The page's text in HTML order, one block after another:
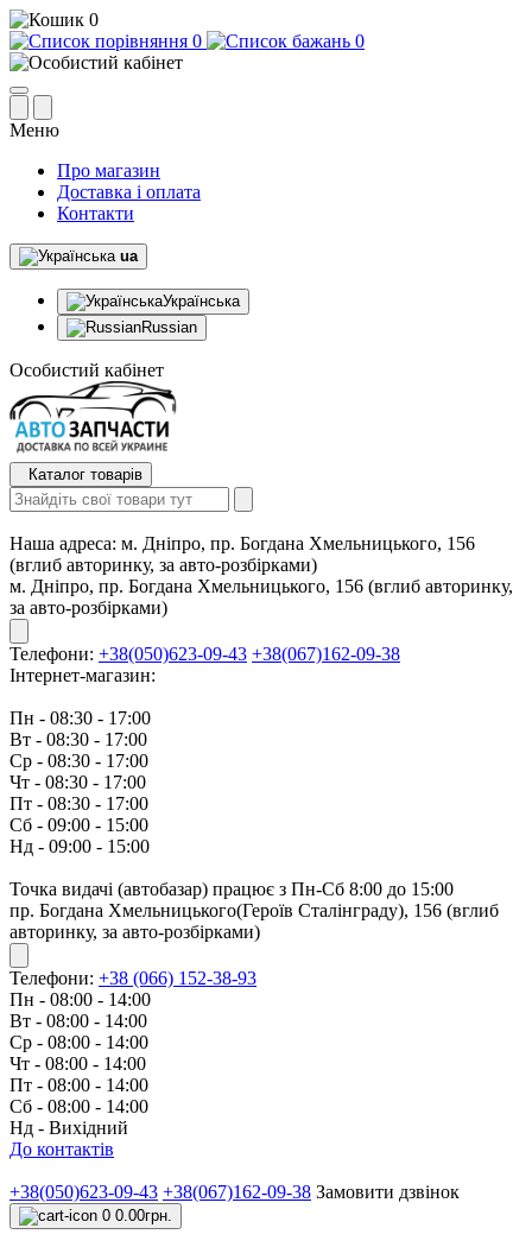
0
0
0
Меню
Про магазин
Доставка і оплата
Контакти
ua
Українська
Russian
Особистий кабінет
Каталог товарів
Наша адреса: м. Дніпро, пр. Богдана Хмельницького, 156
(вглиб авторинку, за авто-розбірками)
м. Дніпро, пр. Богдана Хмельницького, 156 (вглиб авторинку,
за авто-розбірками)
Телефони: +38(050)623-09-43 +38(067)162-09-38
Інтернет-магазин:
Пн - 08:30 - 17:00
Вт - 08:30 - 17:00
Ср - 08:30 - 17:00
Чт - 08:30 - 17:00
Пт - 08:30 - 17:00
Сб - 09:00 - 15:00
Нд - 09:00 - 15:00
Точка видачі (автобазар) працює з Пн-Сб 8:00 до 15:00
пр. Богдана Хмельницького(Героїв Сталінграду), 156 (вглиб
авторинку, за авто-розбірками)
Телефони: +38 (066) 152-38-93
Пн - 08:00 - 14:00
Вт - 08:00 - 14:00
Ср - 08:00 - 14:00
Чт - 08:00 - 14:00
Пт - 08:00 - 14:00
Сб - 08:00 - 14:00
Нд - Вихідний
До контактів
+38(050)623-09-43 +38(067)162-09-38 Замовити дзвінок
0 0.00грн.